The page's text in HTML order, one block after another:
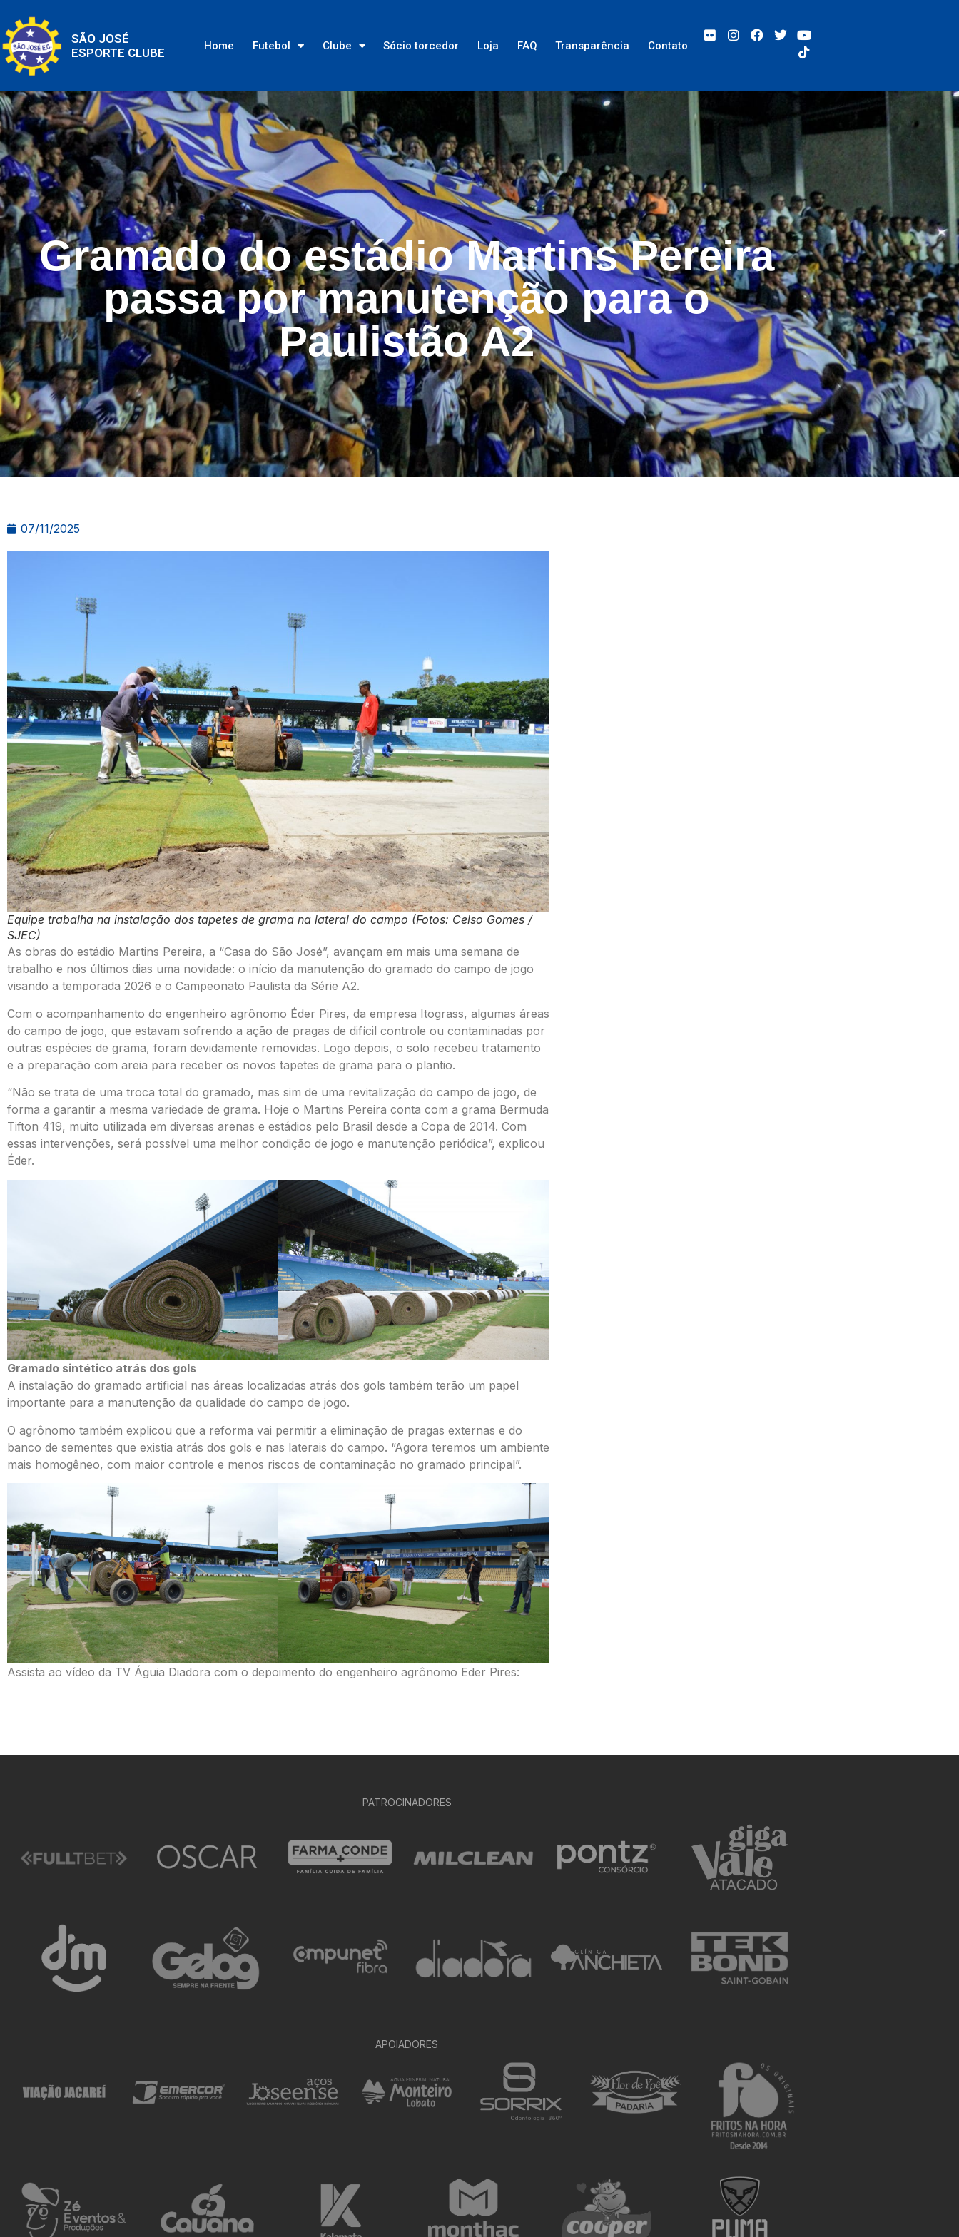
SÃO JOSÉ
ESPORTE CLUBE
Home Futebol Clube Sócio torcedor Loja FAQ Transparência Contato
Gramado do estádio Martins Pereira
passa por manutenção para o
Paulistão A2
07/11/2025
Equipe trabalha na instalação dos tapetes de grama na lateral do campo (Fotos: Celso Gomes /
SJEC)
As obras do estádio Martins Pereira, a “Casa do São José”, avançam em mais uma semana de
trabalho e nos últimos dias uma novidade: o início da manutenção do gramado do campo de jogo
visando a temporada 2026 e o Campeonato Paulista da Série A2.
Com o acompanhamento do engenheiro agrônomo Éder Pires, da empresa Itograss, algumas áreas
do campo de jogo, que estavam sofrendo a ação de pragas de difícil controle ou contaminadas por
outras espécies de grama, foram devidamente removidas. Logo depois, o solo recebeu tratamento
e a preparação com areia para receber os novos tapetes de grama para o plantio.
“Não se trata de uma troca total do gramado, mas sim de uma revitalização do campo de jogo, de
forma a garantir a mesma variedade de grama. Hoje o Martins Pereira conta com a grama Bermuda
Tifton 419, muito utilizada em diversas arenas e estádios pelo Brasil desde a Copa de 2014. Com
essas intervenções, será possível uma melhor condição de jogo e manutenção periódica”, explicou
Éder.
Gramado sintético atrás dos gols
A instalação do gramado artificial nas áreas localizadas atrás dos gols também terão um papel
importante para a manutenção da qualidade do campo de jogo.
O agrônomo também explicou que a reforma vai permitir a eliminação de pragas externas e do
banco de sementes que existia atrás dos gols e nas laterais do campo. “Agora teremos um ambiente
mais homogêneo, com maior controle e menos riscos de contaminação no gramado principal”.
Assista ao vídeo da TV Águia Diadora com o depoimento do engenheiro agrônomo Eder Pires:
PATROCINADORES
APOIADORES